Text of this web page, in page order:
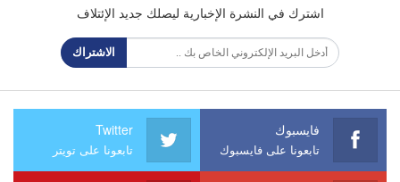
اشترك في النشرة الإخبارية ليصلك جديد الإئتلاف
الاشتراك
فايسبوك
تابعونا على فايسبوك
Twitter
تابعونا على تويتر